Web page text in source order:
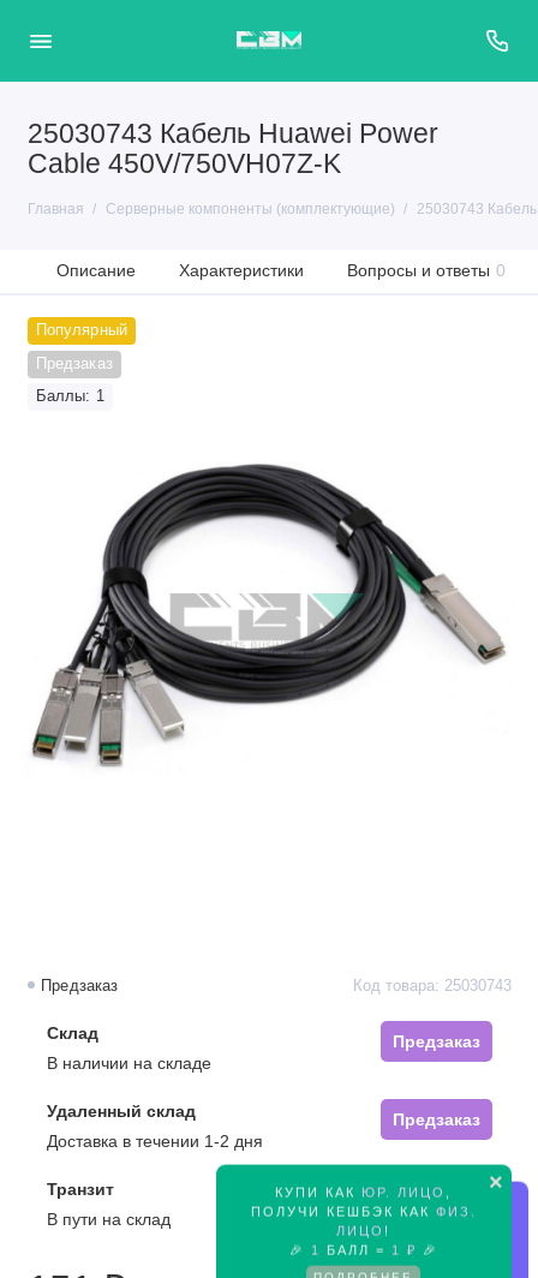
25030743 Кабель Huawei Power
Cable 450V/750VH07Z-K
Главная Серверные компоненты (комплектующие) 25030743
Описание Характеристики Вопросы и ответы 0
Популярный
Предзаказ
Баллы: 1
×
КУПИ КАК ЮР. ЛИЦО
ПОЛУЧИ КЕШБЭК КАК ФИЗ.
ЛИЦО !
🎉
1 БАЛЛ = 1 ₽ 🎉
ПОДРОБНЕЕ
Предзаказ Код товара: 25030743
Склад
Предзаказ
В наличии на складе
Удаленный склад
Предзаказ
Доставка в течении 1-2 дня
Транзит
Предзаказ
В пути на склад